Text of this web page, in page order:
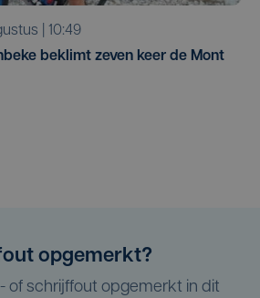
| 10:49
beklimt zeven keer de Mont
opgemerkt?
of schrijffout opgemerkt in dit